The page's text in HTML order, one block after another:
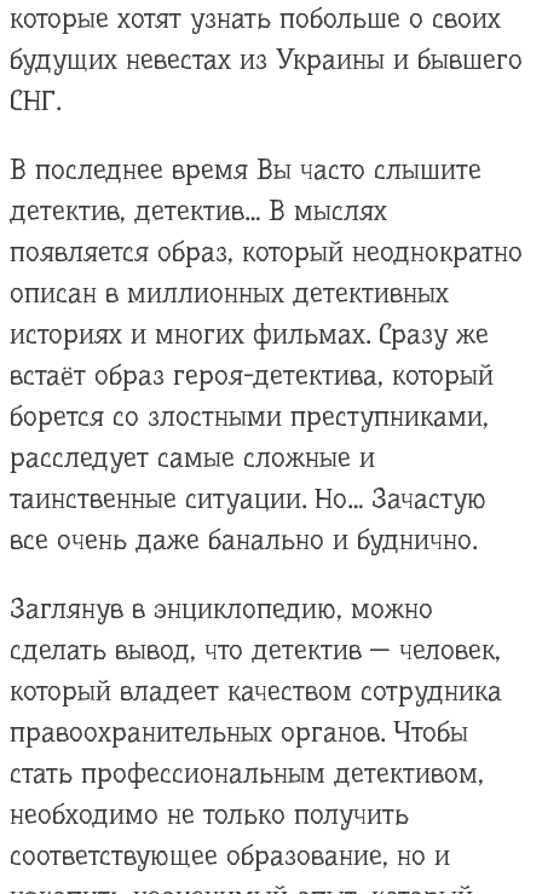
которые хотят узнать побольше о своих
будущих невестах из Украины и бывшего
СНГ.
В последнее время Вы часто слышите
детектив, детектив… В мыслях
появляется образ, который неоднократно
описан в миллионных детективных
историях и многих фильмах. Сразу же
встаёт образ героя-детектива, который
борется со злостными преступниками,
расследует самые сложные и
таинственные ситуации. Но… Зачастую
все очень даже банально и буднично.
Заглянув в энциклопедию, можно
сделать вывод, что детектив — человек,
который владеет качеством сотрудника
правоохранительных органов. Чтобы
стать профессиональным детективом,
необходимо не только получить
соответствующее образование, но и